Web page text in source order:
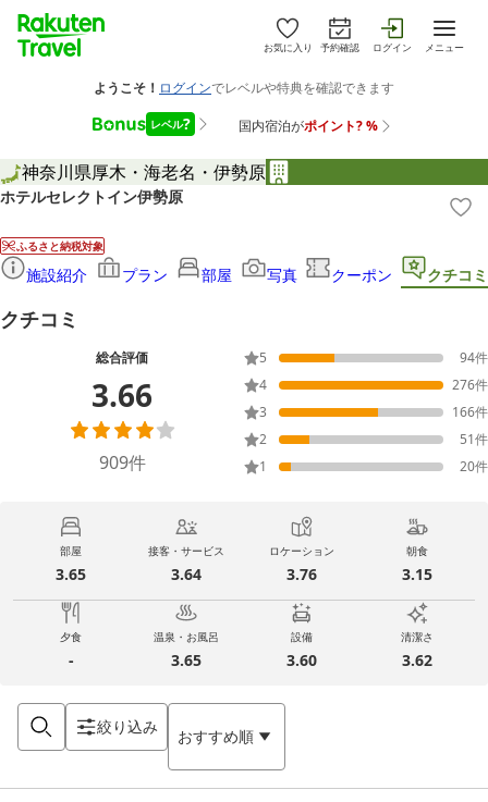
お気に入り 予約確認 ログイン メニュー
神奈川県厚木・海老名・伊勢原
ホテルセレクトイン伊勢原
ふるさと納税対象
施設紹介 プラン 部屋 写真 クーポン クチコミ
クチコミ
総合評価
3.66
909件
5 94件
4
276件
3
166件
2
51件
1
20件
部屋
3.65
接客・サービス
3.64
ロケーション
3.76
朝食
3.15
夕食
-
温泉・お風呂
3.65
設備
3.60
清潔さ
3.62
絞り込み おすすめ順